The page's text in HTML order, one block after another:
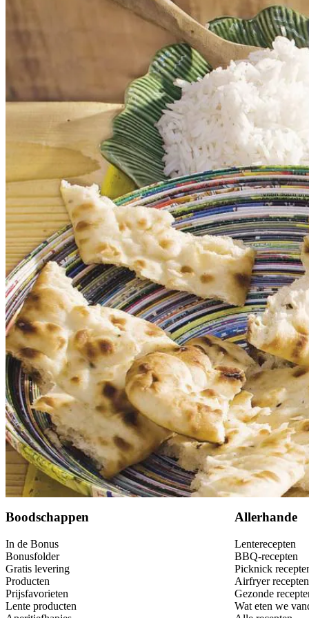
500
16kipdrumsticks
kerrie masala Surinaams
300 mlkraanwater
2 elketjap manis
15 gverse selderij
Verder op de Surinaamse tafel.1. Basmatirijst: stoom
door sperziebonen. 3. Naanbrood: bak 4 naanbroden
en bak ze in zonnebloemolie in 3-5 min. goudbruin.
kip. 7. Mangochutney (pot): serveer als saus bij de
Boodschappen
In de Bonus
Bonusfolder
Gratis levering
Producten
Prijsfavorieten
Lente producten
Allerhande
Lenterecepten
BBQ-recepten
Picknick
Airfryer recepten
Gezonde
Wat eten we